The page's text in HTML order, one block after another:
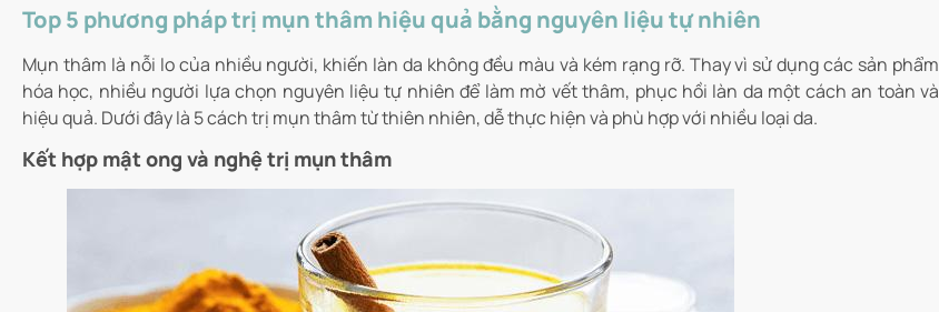
Top 5 phương pháp trị mụn thâm hiệu quả bằng nguyên liệu tự nhiên
Mụn thâm là nỗi lo của nhiều người, khiến làn da không đều màu và kém rạng rỡ. Thay vì sử dụng các sản phẩm
hóa học, nhiều người lựa chọn nguyên liệu tự nhiên để làm mờ vết thâm, phục hồi làn da một cách an toàn và
hiệu quả. Dưới đây là 5 cách trị mụn thâm từ thiên nhiên, dễ thực hiện và phù hợp với nhiều loại da.
Kết hợp mật ong và nghệ trị mụn thâm